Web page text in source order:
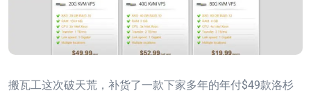
搬瓦工这次破天荒，补货了一款下家多年的年付$49款洛杉